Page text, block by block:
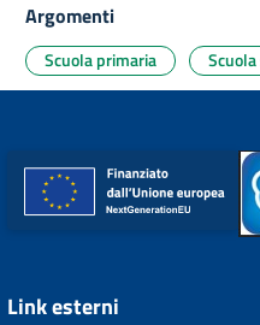
Argomenti
Scuola primaria
Link esterni